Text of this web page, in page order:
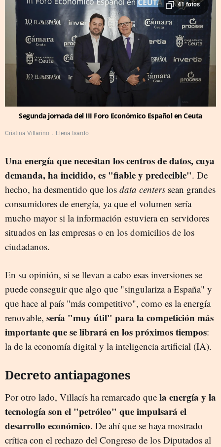
41 fotos
Segunda jornada del III Foro Económico Español en Ceuta
Cristina Villarino Elena Isardo
Una energía que necesitan los centros de datos, cuya
demanda, ha incidido, es "fiable y predecible". De
hecho, ha desmentido que los data centers sean grandes
consumidores de energía, ya que el volumen sería
mucho mayor si la información estuviera en servidores
situados en las empresas o en los domicilios de los
ciudadanos.
En su opinión, si se llevan a cabo esas inversiones se
puede conseguir que algo que "singulariza a España" y
que hace al país "más competitivo", como es la energía
renovable, sería "muy útil" para la competición más
importante que se librará en los próximos tiempos:
la de la economía digital y la inteligencia artificial (IA).
Decreto antiapagones
Por otro lado, Villacís ha remarcado que la energía y la
tecnología son el "petróleo" que impulsará el
desarrollo económico. De ahí que se haya mostrado
crítica con el rechazo del Congreso de los Diputados al